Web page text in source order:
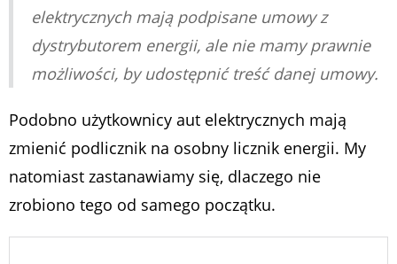
elektrycznych mają podpisane umowy z
dystrybutorem energii, ale nie mamy prawnie
możliwości, by udostępnić treść danej umowy.
Podobno użytkownicy aut elektrycznych mają
zmienić podlicznik na osobny licznik energii. My
natomiast zastanawiamy się, dlaczego nie
zrobiono tego od samego początku.